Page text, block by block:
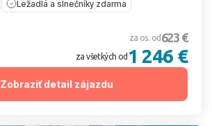
Ležadlá a slnečníky zdarma
za os. od 623 €
za všetkých od 1 246 €
Zobraziť detail zájazdu